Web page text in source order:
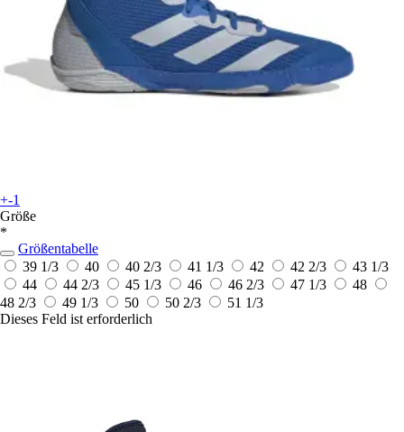
+-1
Größe
*
Größentabelle
39 1/3
40 40 2/3 41 1/3 42 42 2/3
43 1/3
44
44 2/3 45 1/3 46 46 2/3 47 1/3
48
48 2/3
49 1/3 50 50 2/3
51 1/3
Dieses Feld ist erforderlich